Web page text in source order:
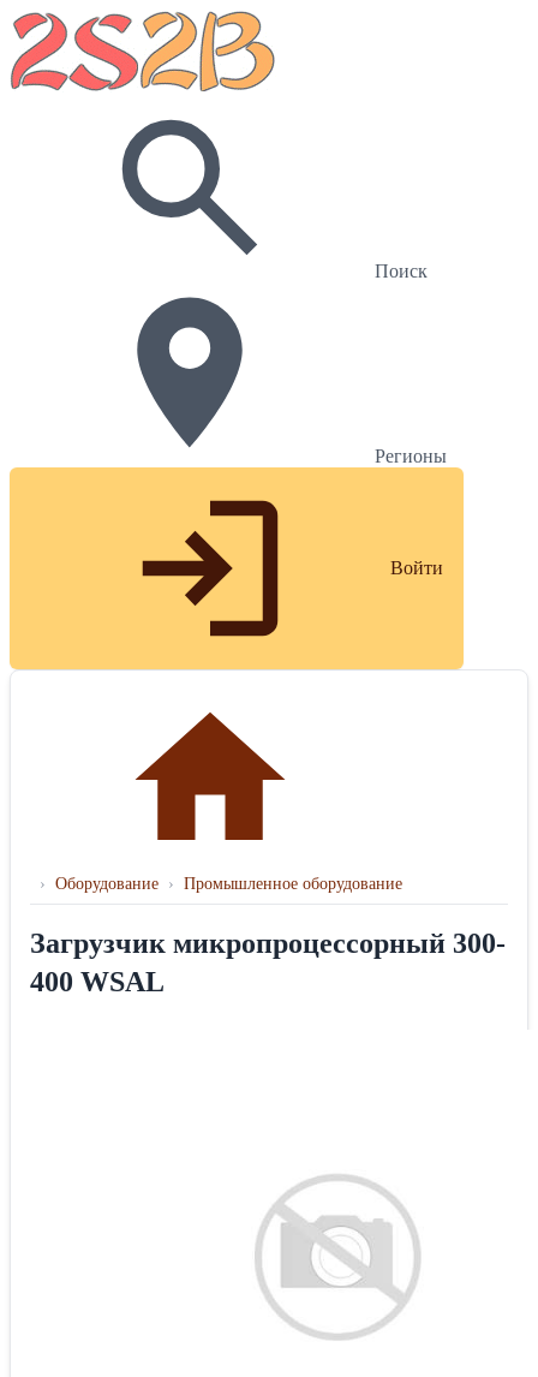
Поиск
Регионы
Войти
› Оборудование › Промышленное оборудование
Загрузчик микропроцессорный 300-
400 WSAL